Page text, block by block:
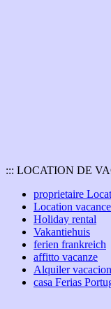
::: LOCATION DE
proprietaire
Location
Holiday rental
Vakantiehuis
ferien frankreich
affitto vacanze
Alquiler
casa Ferias